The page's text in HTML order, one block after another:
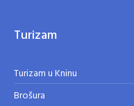
Turizam
Turizam u Kninu
Brošura